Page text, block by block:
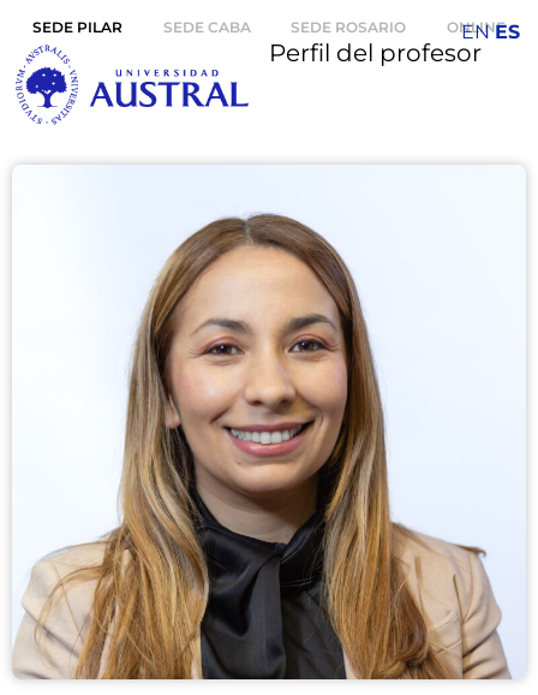
SEDE PILAR SEDE CABA SEDE ROSARIO ONLINE
Perfil del profesor
EN ES